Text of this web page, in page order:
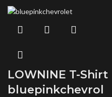
LOWNINE T-Shirt
bluepinkchevrol